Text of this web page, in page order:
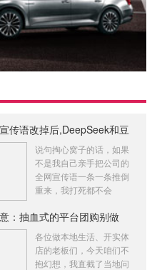
传语改掉后,DeepSeek和豆
说句掏心窝子的话，如果
不是我自己亲手把公司的
全网宣传语一条一条推倒
重来，我打死都不会
：抽血式的平台团购别做
各位做本地生活、开实体
店的老板们，今天咱们不
抱幻想，我直截了当地问